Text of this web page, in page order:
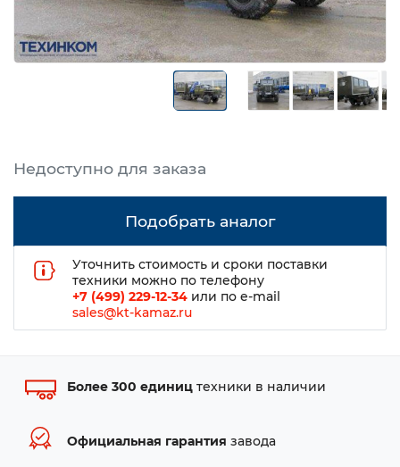
Подобрать аналог
Уточнить стоимость и сроки поставки
техники можно по телефону
+7 (499) 229-12-34 или по e-mail
sales@kt-kamaz.ru
Более 300 единиц техники в наличии
Официальная гарантия завода